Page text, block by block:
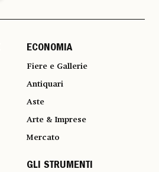
ECONOMIA
Fiere e Gallerie
Antiquari
Aste
Arte & Imprese
Mercato
GLI STRUMENTI